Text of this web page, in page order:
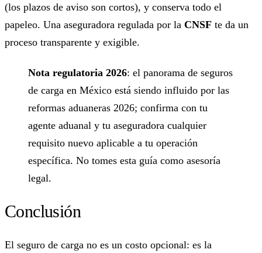
(los plazos de aviso son cortos), y conserva todo el
papeleo. Una aseguradora regulada por la CNSF te da un
proceso transparente y exigible.
Nota regulatoria 2026: el panorama de seguros
de carga en México está siendo influido por las
reformas aduaneras 2026; confirma con tu
agente aduanal y tu aseguradora cualquier
requisito nuevo aplicable a tu operación
específica. No tomes esta guía como asesoría
legal.
Conclusión
El seguro de carga no es un costo opcional: es la